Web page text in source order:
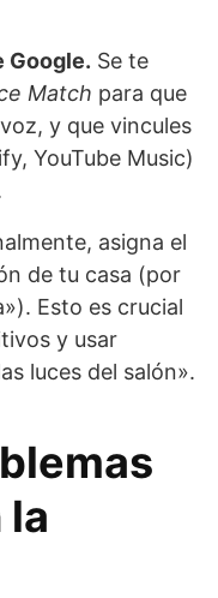
Google. Se te
Match para que
y que vincules
YouTube Music)
asigna el
de tu casa (por
Esto es crucial
y usar
luces del salón».
la